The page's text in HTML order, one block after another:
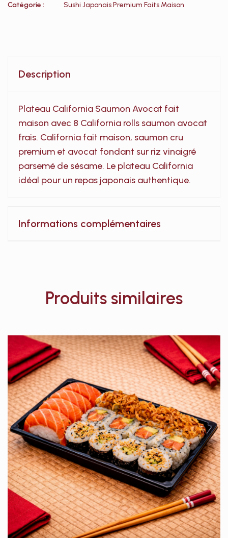
Catégorie : Sushi Japonais Premium Faits Maison
Description
Plateau California Saumon Avocat fait
maison avec 8 California rolls saumon avocat
frais. California fait maison, saumon cru
premium et avocat fondant sur riz vinaigré
parsemé de sésame. Le plateau California
idéal pour un repas japonais authentique.
Informations complémentaires
Produits similaires